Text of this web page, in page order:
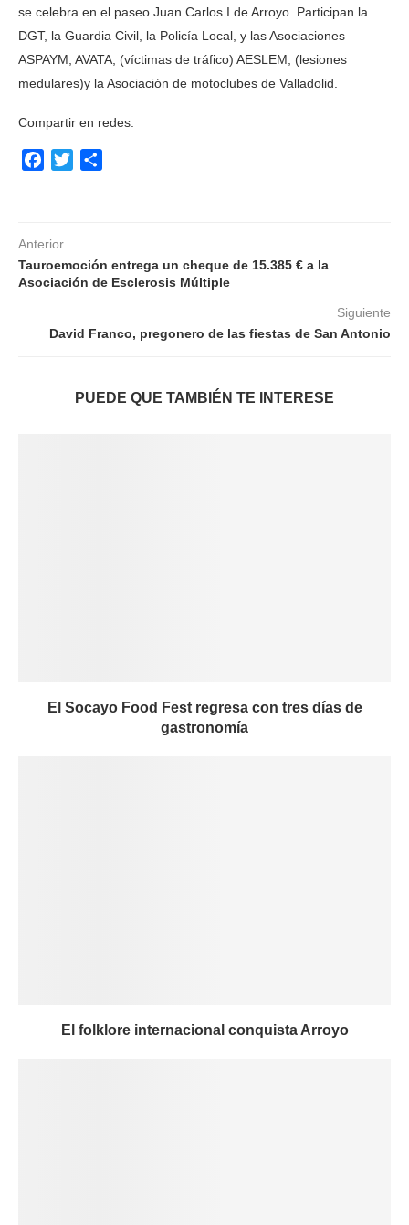
se celebra en el paseo Juan Carlos I de Arroyo. Participan la
DGT, la Guardia Civil, la Policía Local, y las Asociaciones
ASPAYM, AVATA, (víctimas de tráfico) AESLEM, (lesiones
medulares)y la Asociación de motoclubes de Valladolid.
Compartir en redes:
Facebook
Twitter
Anterior
Tauroemoción entrega un cheque de 15.385 € a la
Asociación de Esclerosis Múltiple
Siguiente
David Franco, pregonero de las fiestas de San Antonio
PUEDE QUE TAMBIÉN TE INTERESE
El Socayo Food Fest regresa con tres días de
gastronomía
El folklore internacional conquista Arroyo